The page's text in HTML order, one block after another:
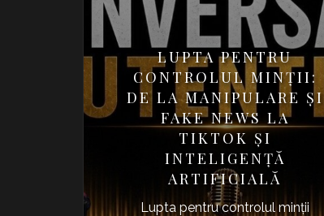
LUPTA PENTRU
CONTROLUL MINŢII:
DE LA MANIPULARE ŞI
FAKE NEWS LA
TIKTOK ŞI
INTELIGENŢĂ
ARTIFICIALĂ
Lupta pentru controlul minţii